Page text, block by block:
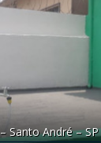
–Santo André–SP